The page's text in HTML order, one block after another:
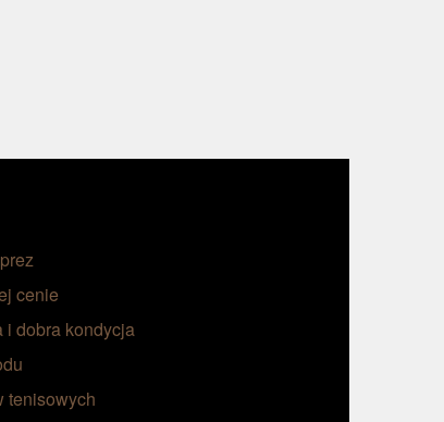
cenie
i dobra kondycja
tenisowych